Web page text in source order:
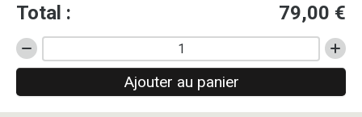
Total : 79,00 €
quantité
de
déco
Ajouter au panier